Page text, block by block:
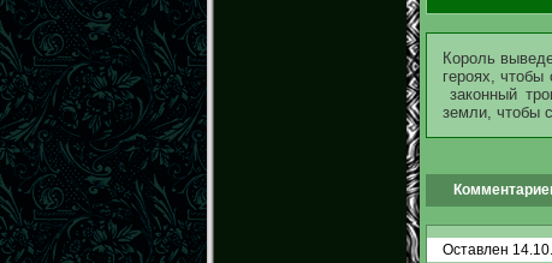
Король
героях,
законный
земли, чтобы
Оставлен